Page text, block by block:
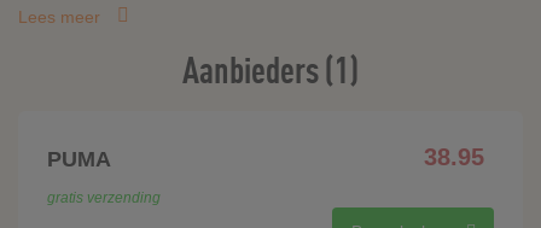
Lees meer
Aanbieders (1)
PUMA 38.95
gratis verzending